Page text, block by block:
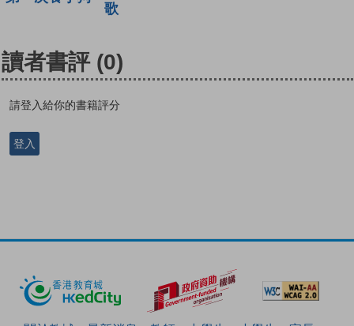
歌
讀者書評 (0)
請登入給你的書籍評分
登入